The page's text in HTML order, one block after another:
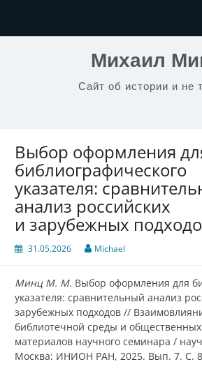
Михаил
Сайт об истории и не
Выбор оформления
библиографического
указателя:
анализ российских
и зарубежных
31.05.2026 Michael
Минц М. М. Выбор оформления для
указателя: сравнительный анализ
зарубежных подходов //
библиотечной среды и
материалов научного семинара /
Москва: ИНИОН РАН, 2025. Вып. 7. С.